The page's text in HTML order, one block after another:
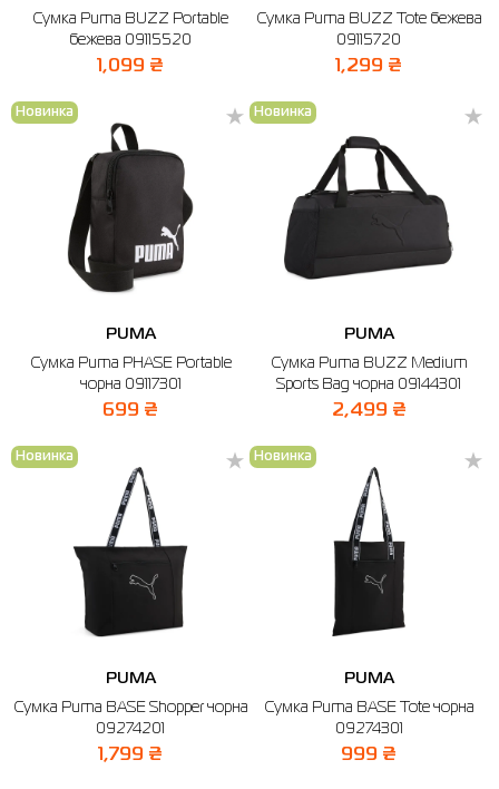
Сорочки
Толстовки
Футболки
Спідниці
Фітнес та йога
Шарфи
Skechers
Under Armour
Напівчеревики
Бренди
Сумка Puma BUZZ Portable
бежева 09115520
1,099 ₴
Сумка Puma BUZZ Tote бежева
09115720
1,299 ₴
Новинка
PUMA
Сумка Puma PHASE Portable
чорна 09117301
699 ₴
Новинка
PUMA
Сумка Puma BUZZ Medium
Sports Bag чорна 09144301
2,499 ₴
Новинка
PUMA
Сумка Puma BASE Shopper чорна
09274201
1,799 ₴
Новинка
PUMA
Сумка Puma BASE Tote чорна
09274301
999 ₴